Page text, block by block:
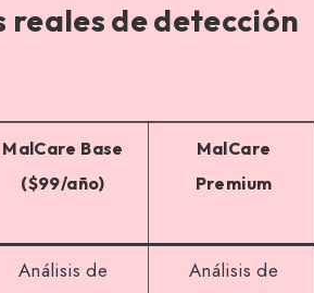
de detección
MalCare Base
($99/año)
MalCare
Premium
Análisis de
Análisis de